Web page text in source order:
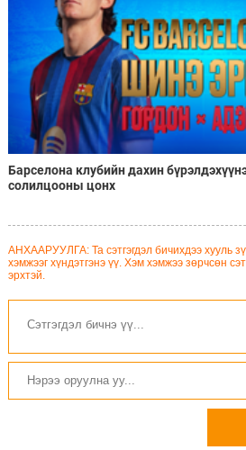
Барселона клубийн дахин
солилцооны цонх
АНХААРУУЛГА: Та сэтгэгдэл бичихдээ хууль
хэмжээг хүндэтгэнэ үү. Хэм хэмжээ зөрчсөн
эрхтэй.